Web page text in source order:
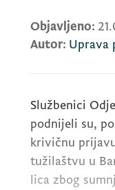
Objavljeno:
Autor: Uprava
Službenici
podnijeli su,
krivičnu
tužilaštvu u
lica zbog